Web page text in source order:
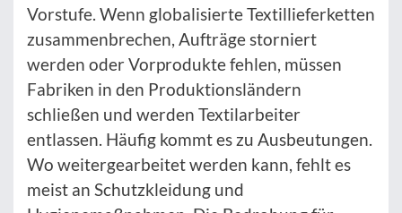
Vorstufe. Wenn globalisierte Textillieferketten
zusammenbrechen, Aufträge storniert
werden oder Vorprodukte fehlen, müssen
Fabriken in den Produktionsländern
schließen und werden Textilarbeiter
entlassen. Häufig kommt es zu Ausbeutungen.
Wo weitergearbeitet werden kann, fehlt es
meist an Schutzkleidung und